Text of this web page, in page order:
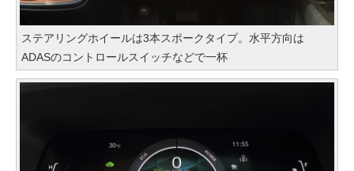
ステアリングホイールは3本スポークタイプ。水平方向は
ADASのコントロールスイッチなどで一杯